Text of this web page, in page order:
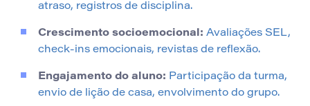
atraso, registros de disciplina.
Crescimento socioemocional: Avaliações SEL,
check-ins emocionais, revistas de reflexão.
Engajamento do aluno: Participação da turma,
envio de lição de casa, envolvimento do grupo.